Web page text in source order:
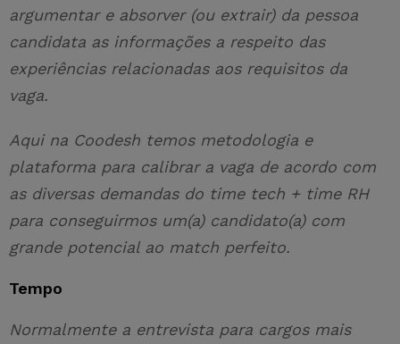
argumentar e absorver (ou extrair) da pessoa
candidata as informações a respeito das
experiências relacionadas aos requisitos da
vaga.
Aqui na Coodesh temos metodologia e
plataforma para calibrar a vaga de acordo com
as diversas demandas do time tech + time RH
para conseguirmos um(a) candidato(a) com
grande potencial ao match perfeito.
Tempo
Normalmente a entrevista para cargos mais